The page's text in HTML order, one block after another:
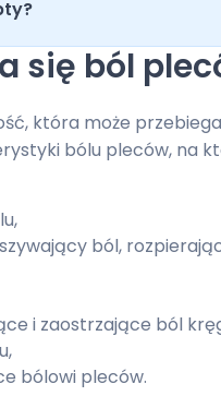
się ból
która może
bólu pleców, na
ból,
i zaostrzające ból
bólowi pleców.